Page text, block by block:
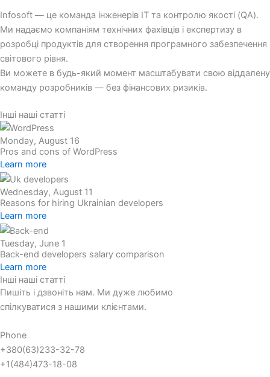
Infosoft — це команда інженерів ІТ та контролю якості (QA).
Ми надаємо компаніям технічних фахівців і експертизу в
розробці продуктів для створення програмного забезпечення
світового рівня.
Ви можете в будь-який момент масштабувати свою віддалену
команду розробників — без фінансових ризиків.
Інші наші статті
Monday, August 16
Pros and cons of WordPress
Learn more
Wednesday, August 11
Reasons for hiring Ukrainian developers
Learn more
Tuesday, June 1
Back-end developers salary comparison
Learn more
Інші наші статті
Пишіть і дзвоніть нам. Ми дуже любимо
спілкуватися з нашими клієнтами.
Phone
+380(63)233-32-78
+1(484)473-18-08